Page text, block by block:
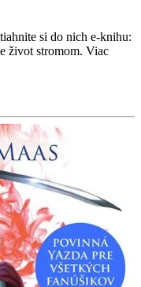
si do nich e-knihu:
život stromom. Viac